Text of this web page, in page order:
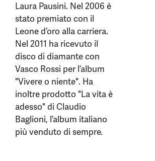
Laura Pausini. Nel 2006 è
stato premiato con il
Leone d’oro alla carriera.
Nel 2011 ha ricevuto il
disco di diamante con
Vasco Rossi per l’album
"Vivere o niente". Ha
inoltre prodotto "La vita è
adesso" di Claudio
Baglioni, l’album italiano
più venduto di sempre.